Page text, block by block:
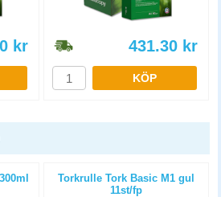
kr 431.30 kr
KÖP
Torkrulle Tork Basic M1 gul
11st/fp